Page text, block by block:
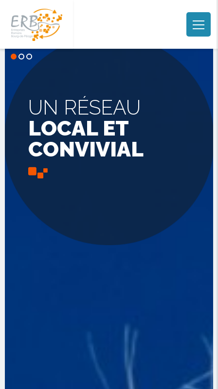
UN RÉSEAU
LOCAL ET
CONVIVIAL